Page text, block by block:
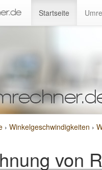
Startseite
› Winkelgeschwindigkeiten ›
von